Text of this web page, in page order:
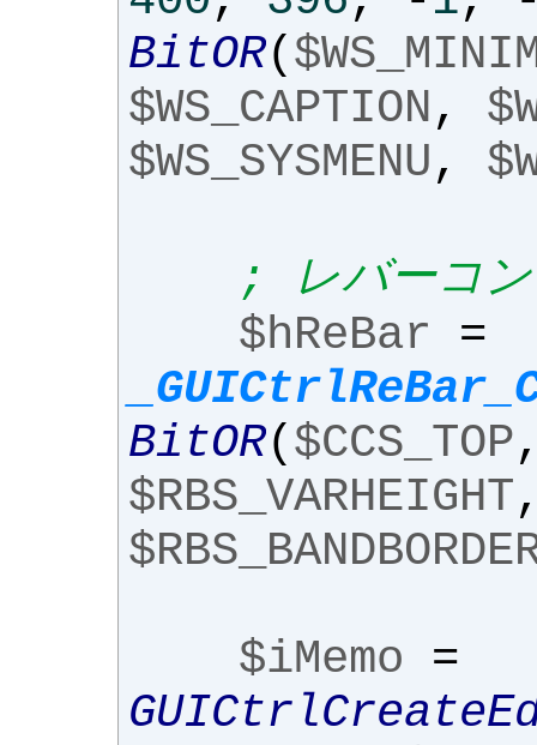
BitOR(
$WS_CAPTION,
$WS_SYSMENU,
; レバーコン
$hReBar
=
BitOR($CCS_TOP
$RBS_VARHEIGHT
$iMemo =